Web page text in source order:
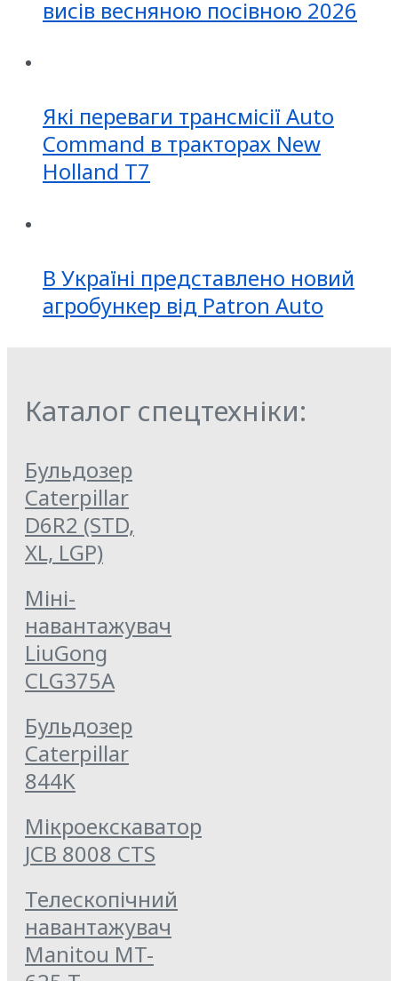
висів весняною посівною 2026
Які переваги трансмісії Auto
Command в тракторах New
Holland T7
В Україні представлено новий
агробункер від Patron Auto
Каталог спецтехніки:
Бульдозер
Caterpillar
D6R2 (STD,
XL, LGP)
Міні-
навантажувач
LiuGong
CLG375A
Бульдозер
Caterpillar
844K
Мікроекскаватор
JCB 8008 CTS
Телескопічний
навантажувач
Manitou MT-